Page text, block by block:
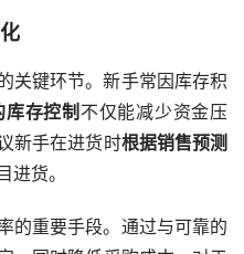
关键环节。新手常因库存积
库存控制 不仅能减少资金压
新手在进货时根据销售预测
进货。
的重要手段。通过与可靠的